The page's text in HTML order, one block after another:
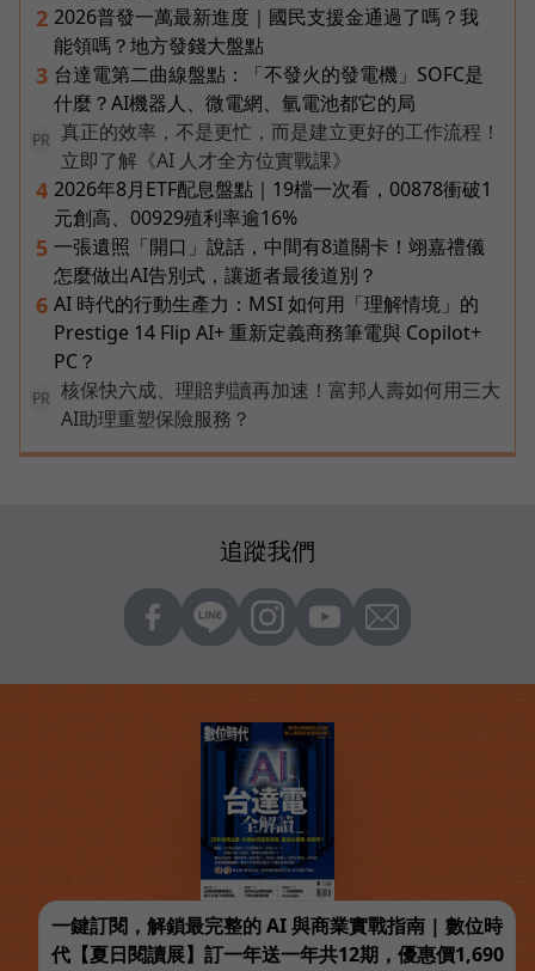
2 2026普發一萬最新進度｜國民支援金通過了嗎？我
能領嗎？地方發錢大盤點
3 台達電第二曲線盤點：「不發火的發電機」SOFC是
什麼？AI機器人、微電網、氫電池都它的局
PR
真正的效率，不是更忙，而是建立更好的工作流程！
立即了解《AI 人才全方位實戰課》
4 2026年8月ETF配息盤點｜19檔一次看，00878衝破1
元創高、00929殖利率逾16%
5 一張遺照「開口」說話，中間有8道關卡！翊嘉禮儀
怎麼做出AI告別式，讓逝者最後道別？
6 AI 時代的行動生產力：MSI 如何用「理解情境」的
Prestige 14 Flip AI+ 重新定義商務筆電與 Copilot+
PC？
PR
核保快六成、理賠判讀再加速！富邦人壽如何用三大
AI助理重塑保險服務？
追蹤我們
一鍵訂閱，解鎖最完整的 AI 與商業實戰指南 | 數位時
代【夏日閱讀展】訂一年送一年共12期，優惠價1,690